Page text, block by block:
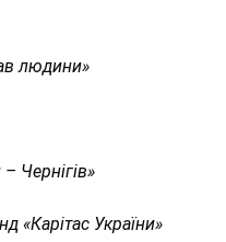
людини»
Чернігів»
«Карітас України»